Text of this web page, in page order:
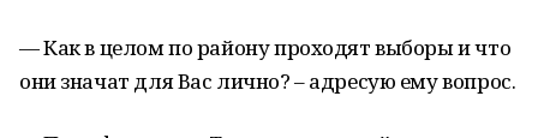
— Как в целом по району проходят выборы и что
они значат для Вас лично? – адресую ему вопрос.